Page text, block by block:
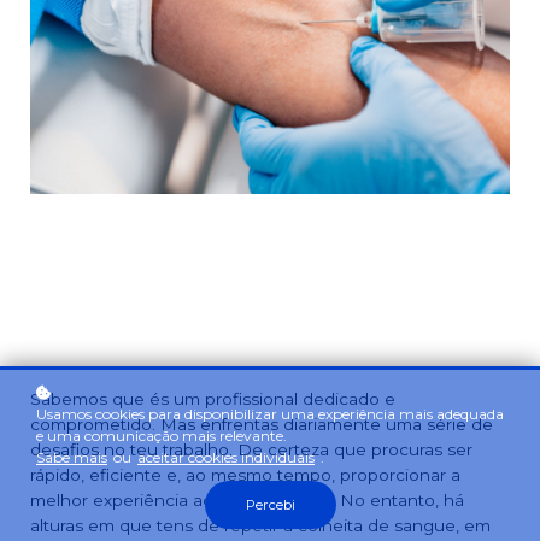
Sabemos que és um profissional dedicado e
comprometido. Mas enfrentas diariamente uma série de
desafios no teu trabalho. De certeza que procuras ser
rápido, eficiente e, ao mesmo tempo, proporcionar a
melhor experiência aos teus utentes. No entanto, há
alturas em que tens de repetir a colheita de sangue, em
Usamos cookies para disponibilizar uma experiência mais adequada
e uma comunicação mais relevante.
Sabe mais ou aceitar cookies individuais .
Percebi